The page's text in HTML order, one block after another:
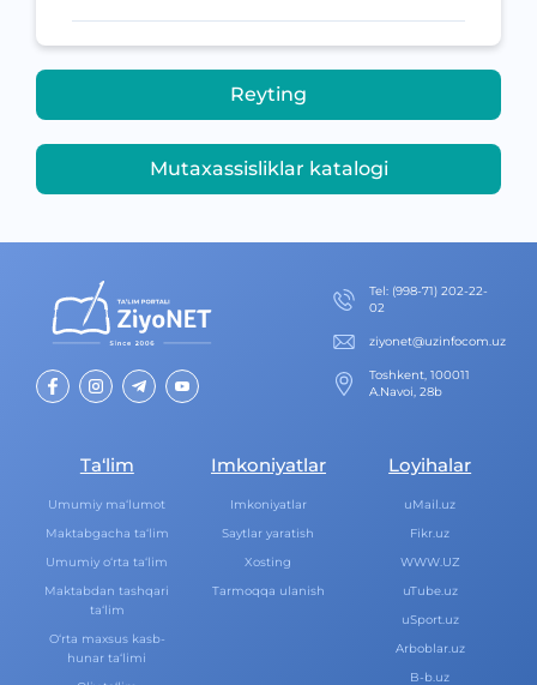
Reyting
Mutaxassisliklar katalogi
Теl: (998-71) 202-22-
02
ziyonet@uzinfocom.uz
Toshkent, 100011
A.Navoi, 28b
Ta‘lim
Umumiy ma‘lumot
Maktabgacha ta‘lim
Umumiy o‘rta ta‘lim
Maktabdan tashqari
ta‘lim
O‘rta maxsus kasb-
hunar ta‘limi
Imkoniyatlar
Imkoniyatlar
Saytlar yaratish
Xosting
Tarmoqqa ulanish
Loyihalar
uMail.uz
Fikr.uz
WWW.UZ
uTube.uz
uSport.uz
Arboblar.uz
B-b.uz